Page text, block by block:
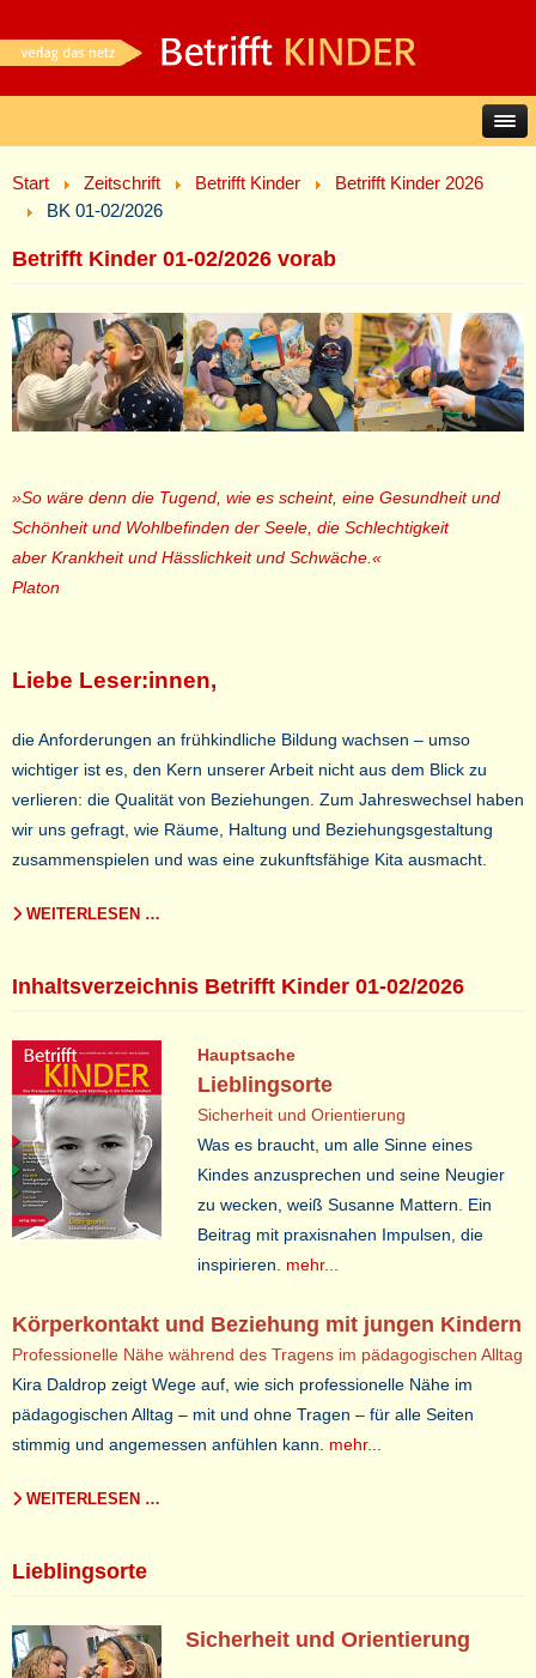
Start Zeitschrift Betrifft Kinder
Betrifft Kinder 2026
BK 01-02/2026
Betrifft Kinder 01-02/2026 vorab
»So wäre denn die Tugend, wie es scheint, eine Gesundheit und
Schönheit und Wohlbefinden der Seele, die Schlechtigkeit
aber Krankheit und Hässlichkeit und Schwäche.«
Platon
Liebe Leser:innen,
die Anforderungen an frühkindliche Bildung wachsen – umso
wichtiger ist es, den Kern unserer Arbeit nicht aus dem Blick zu
verlieren: die Qualität von Beziehungen. Zum Jahreswechsel haben
wir uns gefragt, wie Räume, Haltung und Beziehungsgestaltung
zusammenspielen und was eine zukunftsfähige Kita ausmacht.
WEITERLESEN …
Inhaltsverzeichnis Betrifft Kinder 01-02/2026
Hauptsache
Lieblingsorte
Sicherheit und Orientierung
Was es braucht, um alle Sinne eines
Kindes anzusprechen und seine Neugier
zu wecken, weiß Susanne Mattern. Ein
Beitrag mit praxisnahen Impulsen, die
inspirieren. mehr...
Körperkontakt und Beziehung mit jungen Kindern
Professionelle Nähe während des Tragens im pädagogischen Alltag
Kira Daldrop zeigt Wege auf, wie sich professionelle Nähe im
pädagogischen Alltag – mit und ohne Tragen – für alle Seiten
stimmig und angemessen anfühlen kann. mehr...
WEITERLESEN …
Lieblingsorte
Sicherheit und Orientierung